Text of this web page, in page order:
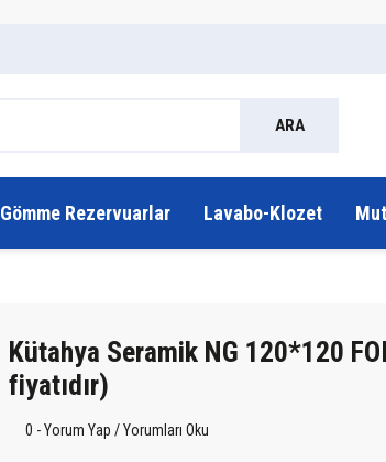
ARA
Gömme Rezervuarlar Lavabo-Klozet
Kütahya Seramik NG 120*120
fiyatıdır)
0 - Yorum Yap / Yorumları Oku